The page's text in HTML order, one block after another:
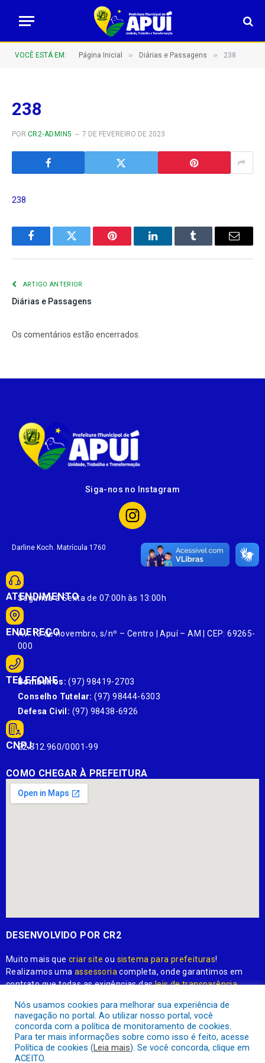
VOCÊ ESTÁ EM: Página Inicial » Diárias e Passagens » 238
238
POR CR2-ADMIN5 7 DE FEVEREIRO DE 2023
238
FacebookTwitter Pinterest LinkedInTumblr
E-
ARTIGO ANTERIOR
Diárias e Passagens
Os comentários estão encerrados.
Siga-nos no Instagram
Darline Koch. Matrícula 1760
ATENDIMENTO
Segunda à Sexta de 07:00h às 13:00h
ENDEREÇO
Av. 13 de novembro, s/nº – Centro | Apuí – AM | CEP: 69265-
000
TELEFONE
Bombeiros: (97) 98419-2703
Conselho Tutelar: (97) 98444-6303
Defesa Civil: (97) 98438-6926
CNPJ:
22.812.960/0001-99
COMO CHEGAR À PREFEITURA
DESENVOLVIDO POR CR2
Muito mais quecriar site ou sistema para prefeituras!
Realizamos umaassessoriacompleta, onde garantimos em
contrato que todas as exigências dasleis de transparência
Conheça oPNTP e oRadar da Transparência Pública
Nós usamos cookies para melhorar sua experiência de
navegação no portal. Ao utilizar nosso portal, você
concorda com a política de monitoramento de cookies.
Para ter mais informações sobre como isso é feito, acesse
Política de cookies (Leia mais). Se você concorda, clique em
ACEITO.